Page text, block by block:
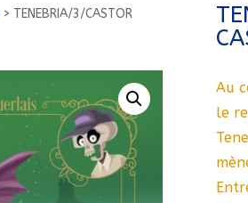
> TENEBRIA/3/CASTOR
Au
le